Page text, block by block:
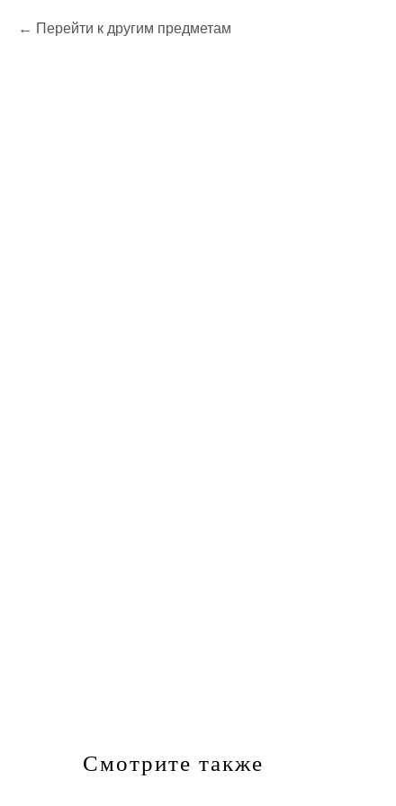
Перейти к другим предметам
Смотрите также